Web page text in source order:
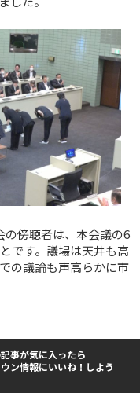
の傍聴者は、本会議の6
です。議場は天井も高
の議論も声高らかに市
事が気に入ったら
ウン情報にいいね！しよう